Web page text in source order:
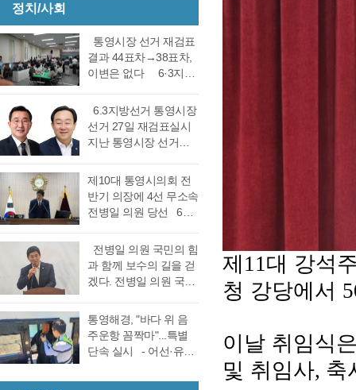
정치/사회
통영시장 선거 재검표
결과 44표차→38표차,
이변은 없다 6·3지방
검표 결과 강석주 시장
이 38표차로 6표가 변
동되었으나 천영기 당
는 창원시 성산구에 있
는 도선관위 청사 6층
대회의실에서 실시한
차에서 38표차로 더불
어민주당 강석주 시장
이 국민의힘 천영기 전
보는 기존과 동일, 천영
기 후보는 기존보다 6표
증가했다. 이로써 두 후
6.3지방선거 통영시장
선거 27일 재검표실시
지난 통영시장 선거에
서 0.06%(44표) 차이로
당락이 갈렸던 6.3지방
선거 통영시장선거 결
과에 대한 천영기 후보
드려져 경남선관위가
재검표를 결정했다. 경
남 선거관리위원회가
난 6·3 지방선거에서 44
표 차이로 당락이 갈린
통영시장 선거에 대한
남 선관위에서 하기로
제10대 통영시의회 전
반기 의장에 4선 무소속
전병일 의원 당선 6일
거를 위한 제244회 임
시회를에서 4선 전병일
의원이 전반기 의장에
결을 펼친 무소속 전병
일 의원이 각각 등록해
정견 발표 이후 곧바로
전병일 의원 국민의 힘
과 함께 보수의 길을 걷
겠다. 전병일 의원 국민
통영시 가선거구 전병
일 의원이 1일 오전 통
영시청 브리핑 룸에서
기자회견을 열고 통영
통영해경, "바다 위 음
주운항 꼼짝마"...특별
단속 실시 - 어선·유도
대상, 음주운항 근절 총
제 11 대 강석
청 강당에서
이날 취임식
및 취임사, 축